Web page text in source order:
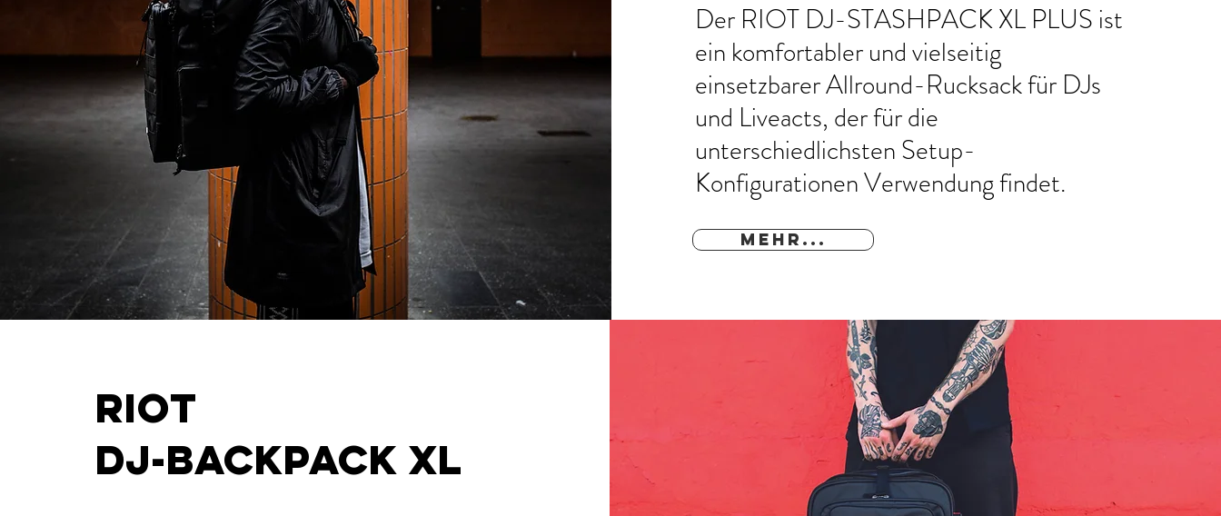
Der RIOT DJ-STASHPACK XL PLUS ist
ein komfortabler und vielseitig
einsetzbarer Allround-Rucksack für DJs
und Liveacts, der für die
unterschiedlichsten Setup-
Konfigurationen Verwendung findet.
MEHR...
RIOT
DJ-BACKPACK XL